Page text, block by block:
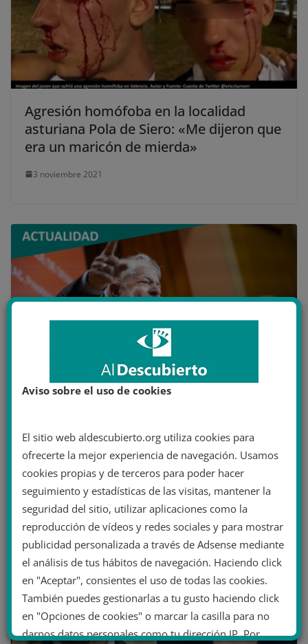
Agresión homófoba en la localidad
asturiana Pola de Siero: «Me dijeron que
era un maricón de mierda»
3 noviembre 2021
Empieza la campaña electoral brasileña
Bolsonaro
18 agosto 2022
Aviso sobre el uso de cookies
El sitio web aldescubierto.org utiliza cookies para
ofrecerte la mejor experiencia de navegación. Usamos
cookies propias y de terceros para poder hacer
seguimiento y estadísticas de las visitas, mantener la
seguridad del sitio, utilizar aplicaciones como la
reproducción de vídeos y redes sociales y para mostrar
publicidad personalizada a través de Adsense mediante
el análisis de tus hábitos de navegación. Haciendo click
en "Aceptar", consientes el uso de todas las cookies.
También puedes gestionarlas a tu gusto haciendo click
en "Opciones de cookies" o marcar la casilla para no
darnos datos personales como tu dirección IP. Por